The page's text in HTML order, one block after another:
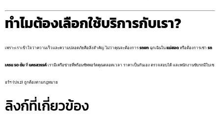
ทำไมต้องเลือกใช้บริการกับเรา?
เพราะเราเข้าใจว่าความเร็วและความปลอดภัยคือสิ่งสำคัญ ไม่ว่าคุณจะต้องการรถยกฉุกเฉินในแม่สอดหรือต้องการเช่า รถ
เครน 50 ตันที่นครสวรรค์เรามีเครือข่ายที่พร้อมซัพพอร์ตคุณตลอดเวลา ราคาเป็นกันเอง ตรวจสอบได้ และพนักงานขับรถมีใบเซ
อร์ฯ (ปจ.2) ถูกต้องตามกฎหมาย
ลิงก์ที่เกี่ยวข้อง